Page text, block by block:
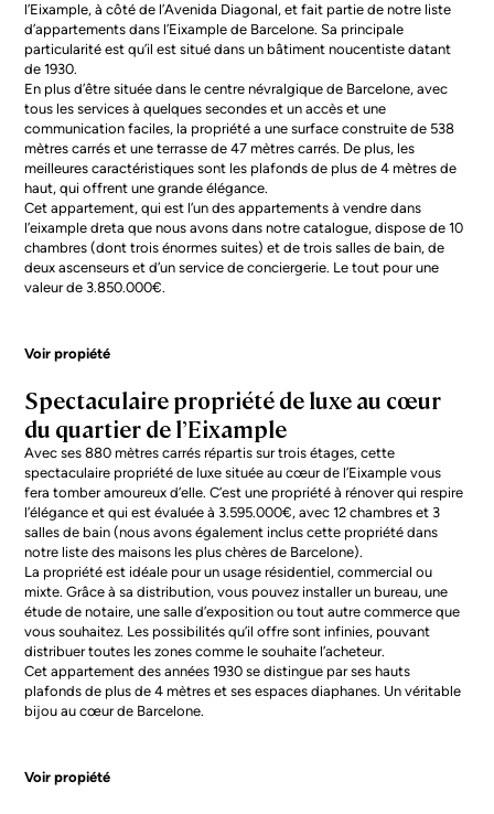
l’Eixample, à côté de l’Avenida Diagonal, et fait partie de notre liste
d’appartements dans l’Eixample de Barcelone. Sa principale
particularité est qu’il est situé dans un bâtiment noucentiste datant
de 1930.
En plus d’être située dans le centre névralgique de Barcelone, avec
tous les services à quelques secondes et un accès et une
communication faciles, la propriété a une surface construite de 538
mètres carrés et une terrasse de 47 mètres carrés. De plus, les
meilleures caractéristiques sont les plafonds de plus de 4 mètres de
haut, qui offrent une grande élégance.
Cet appartement, qui est l’un desappartements à vendre dans
l’eixample dreta que nous avons dans notre catalogue, dispose de 10
chambres (dont trois énormes suites) et de trois salles de bain, de
deux ascenseurs et d’un service de conciergerie. Le tout pour une
valeur de 3.850.000€.
Voir propiété
Spectaculaire propriété de luxe au cœur
du quartier de l’Eixample
Avec ses 880 mètres carrés répartis sur trois étages, cette
spectaculaire propriété de luxe située au cœur de l’Eixample vous
fera tomber amoureux d’elle. C’est une propriété à rénover qui respire
l’élégance et qui est évaluée à 3.595.000€, avec 12 chambres et 3
salles de bain (nous avons également inclus cette propriété dans
notre liste desmaisons les plus chères de Barcelone).
La propriété est idéale pour un usage résidentiel, commercial ou
mixte. Grâce à sa distribution, vous pouvez installer un bureau, une
étude de notaire, une salle d’exposition ou tout autre commerce que
vous souhaitez. Les possibilités qu’il offre sont infinies, pouvant
distribuer toutes les zones comme le souhaite l’acheteur.
Cet appartement des années 1930 se distingue par ses hauts
plafonds de plus de 4 mètres et ses espaces diaphanes. Un véritable
bijou au cœur de Barcelone.
Voir propiété